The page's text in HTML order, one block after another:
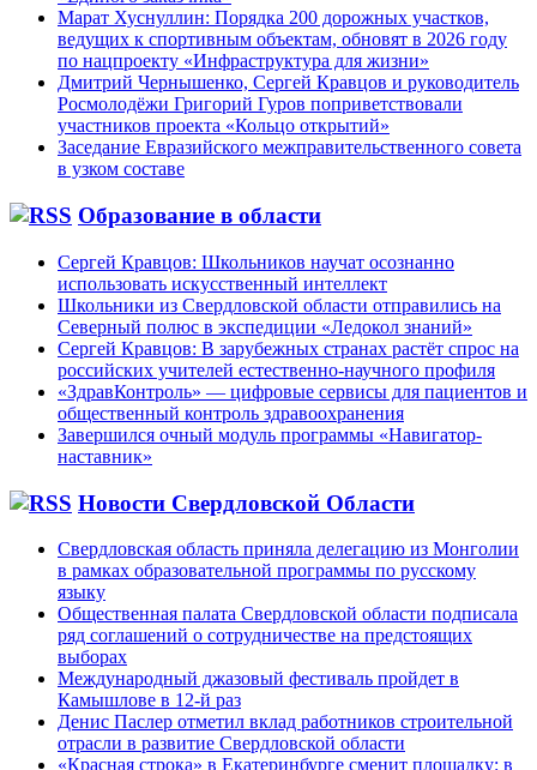
Марат Хуснуллин: Порядка 200 дорожных участков,
ведущих к спортивным объектам, обновят в 2026 году
по нацпроекту «Инфраструктура для жизни»
Дмитрий Чернышенко, Сергей Кравцов и руководитель
Росмолодёжи Григорий Гуров поприветствовали
участников проекта «Кольцо открытий»
Заседание Евразийского межправительственного совета
в узком составе
Образование в области
Сергей Кравцов: Школьников научат осознанно
использовать искусственный интеллект
Школьники из Свердловской области отправились на
Северный полюс в экспедиции «Ледокол знаний»
Сергей Кравцов: В зарубежных странах растёт спрос на
российских учителей естественно-научного профиля
«ЗдравКонтроль» — цифровые сервисы для пациентов и
общественный контроль здравоохранения
Завершился очный модуль программы «Навигатор-
наставник»
Новости Свердловской Области
Свердловская область приняла делегацию из Монголии
в рамках образовательной программы по русскому
языку
Общественная палата Свердловской области подписала
ряд соглашений о сотрудничестве на предстоящих
выборах
Международный джазовый фестиваль пройдет в
Камышлове в 12-й раз
Денис Паслер отметил вклад работников строительной
отрасли в развитие Свердловской области
«Красная строка» в Екатеринбурге сменит площадку: в